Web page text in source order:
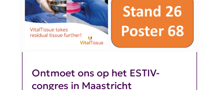
Ontmoet ons op het ESTIV-
congres in Maastricht